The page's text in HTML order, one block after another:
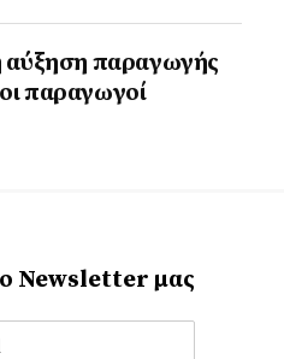
αύξηση παραγωγής
παραγωγοί
Newsletter μας